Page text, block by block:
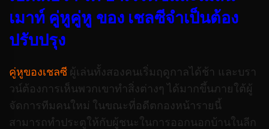
เมาท์ คู่หูคู่หู ของ เชลซีจำเป็นต้อง
ปรับปรุง
คู่หูของเชลซี ผู้เล่นทั้งสองคนเริ่มฤดูกาลได้ช้า และบรา
วน์ต้องการเห็นพวกเขาทำสิ่งต่างๆ ได้มากขึ้นภายใต้ผู้
จัดการทีมคนใหม่ ในขณะที่อดีตกองหน้ารายนี้
สามารถทำประตูให้กับผู้ชนะในการออกนอกบ้านในลีก